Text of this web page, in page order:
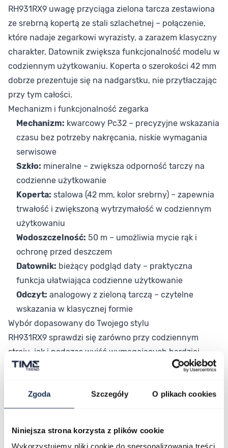
Zgoda Szczegóły O plikach cookies
Niniejsza strona korzysta z plików cookie
Wykorzystujemy pliki cookie do spersonalizowania treści
RH931RX9 uwagę przyciąga zielona tarcza zestawiona
ze srebrną kopertą ze stali szlachetnej – połączenie,
które nadaje zegarkowi wyrazisty, a zarazem klasyczny
charakter. Datownik zwiększa funkcjonalność modelu w
codziennym użytkowaniu. Koperta o szerokości 42 mm
dobrze prezentuje się na nadgarstku, nie przytłaczając
przy tym całości.
Mechanizm i funkcjonalność zegarka
Mechanizm: kwarcowy Pc32 – precyzyjne wskazania
czasu bez potrzeby nakręcania, niskie wymagania
serwisowe
Szkło: mineralne – zwiększa odporność tarczy na
codzienne użytkowanie
Koperta: stalowa (42 mm, kolor srebrny) – zapewnia
trwałość i zwiększoną wytrzymałość w codziennym
użytkowaniu
Wodoszczelność: 50 m – umożliwia mycie rąk i
ochronę przed deszczem
Datownik: bieżący podgląd daty – praktyczna
funkcja ułatwiająca codzienne użytkowanie
Odczyt: analogowy z zieloną tarczą – czytelne
wskazania w klasycznej formie
Wybór dopasowany do Twojego stylu
RH931RX9 sprawdzi się zarówno przy codziennym
stroju, jak i podczas wyjść wymagających bardziej
starannej stylizacji. Stalowa bransoleta w srebrnym
pasując do różnych okazji. To propozycja dla osób,
które szukają solidnego zegarka w rozsądnej cenie, bez
Połączenie stylu i funkcjonalności